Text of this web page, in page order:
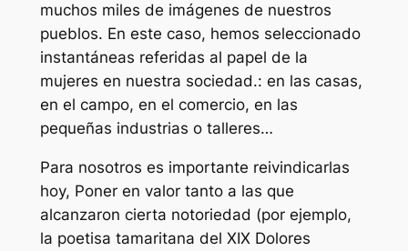
muchos miles de imágenes de nuestros
pueblos. En este caso, hemos seleccionado
instantáneas referidas al papel de la
mujeres en nuestra sociedad.: en las casas,
en el campo, en el comercio, en las
pequeñas industrias o talleres…
Para nosotros es importante reivindicarlas
hoy, Poner en valor tanto a las que
alcanzaron cierta notoriedad (por ejemplo,
la poetisa tamaritana del XIX Dolores